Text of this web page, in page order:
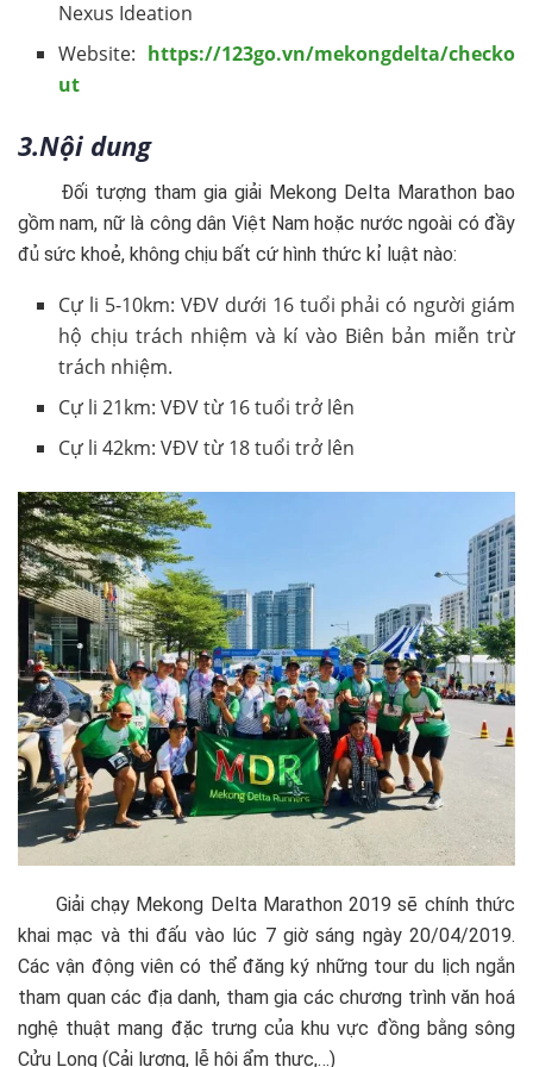
Nexus Ideation
Website: https://123go.vn/mekongdelta/checko
ut
3.Nội dung
Đối tượng tham gia giải Mekong Delta Marathon bao
gồm nam, nữ là công dân Việt Nam hoặc nước ngoài có đầy
đủ sức khoẻ, không chịu bất cứ hình thức kỉ luật nào:
Cự li 5-10km: VĐV dưới 16 tuổi phải có người giám
hộ chịu trách nhiệm và kí vào Biên bản miễn trừ
trách nhiệm.
Cự li 21km: VĐV từ 16 tuổi trở lên
Cự li 42km: VĐV từ 18 tuổi trở lên
Giải chạy Mekong Delta Marathon 2019 sẽ chính thức
khai mạc và thi đấu vào lúc 7 giờ sáng ngày 20/04/2019.
Các vận động viên có thể đăng ký những tour du lịch ngắn
tham quan các địa danh, tham gia các chương trình văn hoá
nghệ thuật mang đặc trưng của khu vực đồng bằng sông
Cửu Long (Cải lương, lễ hội ẩm thực,…)